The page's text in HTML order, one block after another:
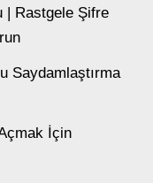
| Rastgele Şifre
Saydamlaştırma
İçin